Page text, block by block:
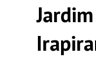
Jardim